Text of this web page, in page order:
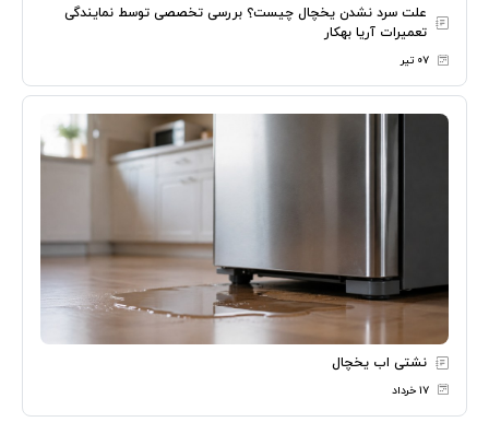
علت سرد نشدن یخچال چیست؟ بررسی تخصصی توسط نمایندگی
تعمیرات آریا بهکار
۰۷ تیر
نشتی اب یخچال
۱۷ خرداد